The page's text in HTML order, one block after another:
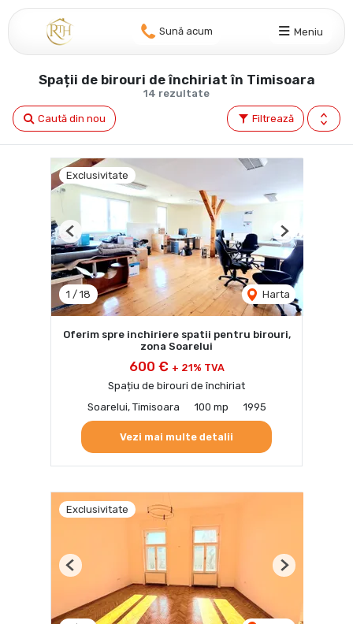
Sună acum Meniu
14 rezultate
Spații de birouri de închiriat în Timisoara
Filtrează
Caută din nou
Exclusivitate
1 / 18 Harta
Previous Next
Oferim spre inchiriere spatii pentru birouri,
zona Soarelui
600 € + 21% TVA
Spațiu de birouri de închiriat
Soarelui, Timisoara
100 mp 1995
Vezi mai multe detalii
Exclusivitate
Previous Next